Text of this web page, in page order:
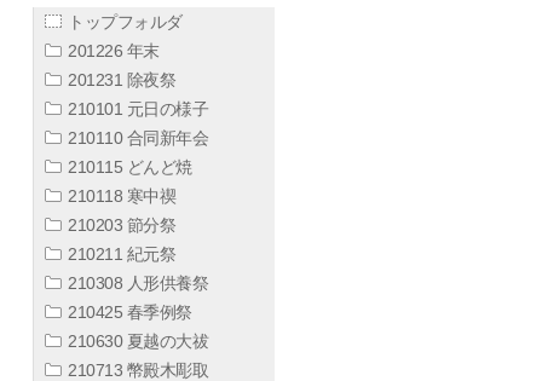
トップフォルダ
201226 年末
201231 除夜祭
210101 元日の様子
210110 合同新年会
210115 どんど焼
210118 寒中禊
210203 節分祭
210211 紀元祭
210308 人形供養祭
210425 春季例祭
210630 夏越の大祓
210713 幣殿木彫取